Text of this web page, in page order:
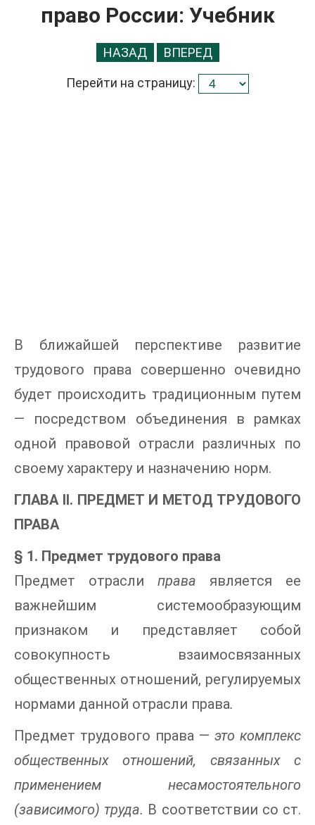
право России: Учебник
НАЗАД ВПЕРЕД
Перейти на страницу:
В ближайшей перспективе развитие
трудового права совершенно очевидно
будет происходить традиционным путем
— посредством объединения в рамках
одной правовой отрасли различных по
своему характеру и назначению норм.
ГЛАВА II. ПРЕДМЕТ И МЕТОД ТРУДОВОГО
ПРАВА
§ 1. Предмет трудового права
Предмет отрасли права является ее
важнейшим системообразующим
признаком и представляет собой
совокупность взаимосвязанных
общественных отношений, регулируемых
нормами данной отрасли права.
Предмет трудового права — это комплекс
общественных отношений, связанных с
применением несамостоятельного
(зависимого) труда. В соответствии со ст.